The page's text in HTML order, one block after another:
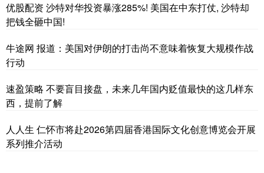
优股配资 沙特对华投资暴涨285%! 美国在中东打仗, 沙特却
把钱全砸中国!
牛途网 报道：美国对伊朗的打击尚不意味着恢复大规模作战
行动
速盈策略 不要盲目接盘，未来几年国内贬值最快的这几样东
西，提前了解
人人生 仁怀市将赴2026第四届香港国际文化创意博览会开展
系列推介活动